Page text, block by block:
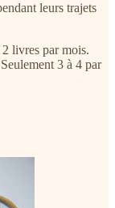
leurs trajets
livres par mois.
3 à 4 par